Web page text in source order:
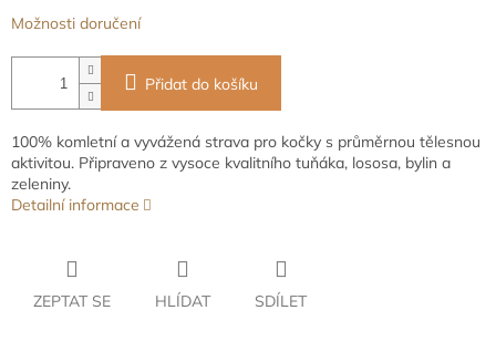
Možnosti doručení
Přidat do košíku
100% komletní a vyvážená strava pro kočky s průměrnou tělesnou
aktivitou. Připraveno z vysoce kvalitního tuňáka, lososa, bylin a
zeleniny.
Detailní informace
ZEPTAT SE HLÍDAT SDÍLET